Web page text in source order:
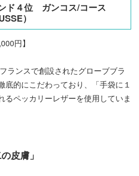
ド４位 ガンコス/コース
）
円】
ランスで創設されたグローブブラ
底的にこだわっており、「手袋に１
るペッカリーレザーを使用していま
皮膚」